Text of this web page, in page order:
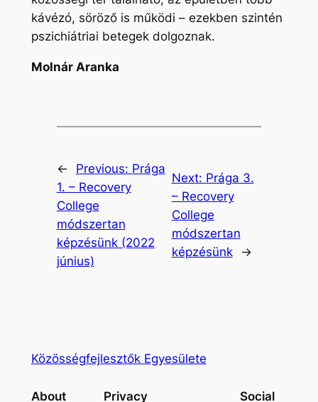
kávézó, söröző is működi – ezekben szintén
pszichiátriai betegek dolgoznak.
Molnár Aranka
← Previous: Prága
1. – Recovery
College
módszertan
képzésünk (2022
június)
Next: Prága 3.
– Recovery
College
módszertan
képzésünk
→
Közösségfejlesztők Egyesülete
About Privacy Social